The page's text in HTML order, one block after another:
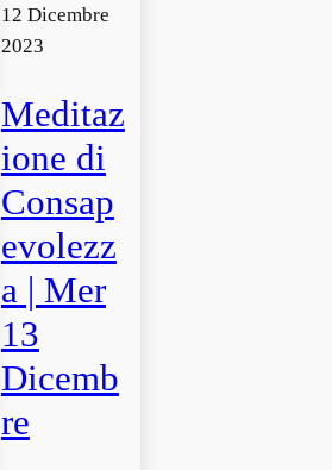
12 Dicembre
2023
Meditaz
ione di
Consap
evolezz
a | Mer
13
Dicemb
re